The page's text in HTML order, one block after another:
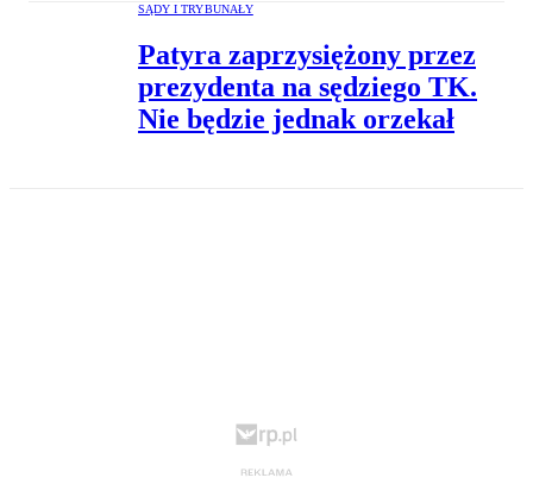
SĄDY I TRYBUNAŁY
Patyra zaprzysiężony przez
prezydenta na sędziego TK.
Nie będzie jednak orzekał